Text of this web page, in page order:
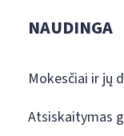
NAUDINGA
Mokesčiai ir jų
Atsiskaitymas